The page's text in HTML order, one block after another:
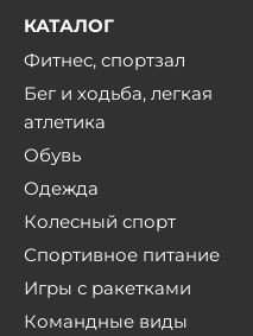
КАТАЛОГ
Фитнес, спортзал
Бег и ходьба, легкая
атлетика
Обувь
Одежда
Колесный спорт
Спортивное питание
Игры с ракетками
Командные виды